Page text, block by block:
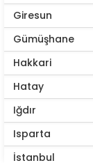
Giresun
Gümüşhane
Hakkari
Hatay
Iğdır
Isparta
İstanbul